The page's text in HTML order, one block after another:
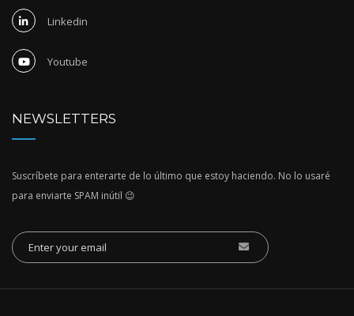
Linkedin
Youtube
NEWSLETTERS
Suscríbete para enterarte de lo último que estoy haciendo. No lo usaré
para enviarte SPAM inútil 😉